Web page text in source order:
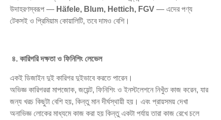
উদাহরণস্বরূপ — Häfele, Blum, Hettich, FGV — এদের পণ্য
টেকসই ও প্রিমিয়াম কোয়ালিটি, তবে দামও বেশি।
৪. কারিগরি দক্ষতা ও ফিনিশিং লেভেল
একই ডিজাইন দুই কারিগর দুইভাবে করতে পারেন।
অভিজ্ঞ কারিগররা মাপজোক, জয়েন্ট, ফিনিশিং ও ইনস্টলেশনে নিখুঁত কাজ করেন, যার
জন্য খরচ কিছুটা বেশি হয়, কিন্তু মান দীর্ঘস্থায়ী হয়। এবং প্রায়সময় দেখা
অনাভিজ্ঞ লোকের মাধ্যমে কাজ করা হয় কিন্তু একটা পর্যায় তারা কাজ রেখে চলে